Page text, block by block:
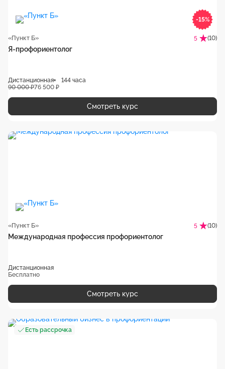
-15%
«Пункт Б» 5 (10)
Я-профориентолог
Дистанционная
144 часа
90 000 ₽76 500 ₽
Смотреть курс
«Пункт Б» 5 (10)
Международная профессия профориентолог
Дистанционная
Бесплатно
Смотреть курс
Есть рассрочка